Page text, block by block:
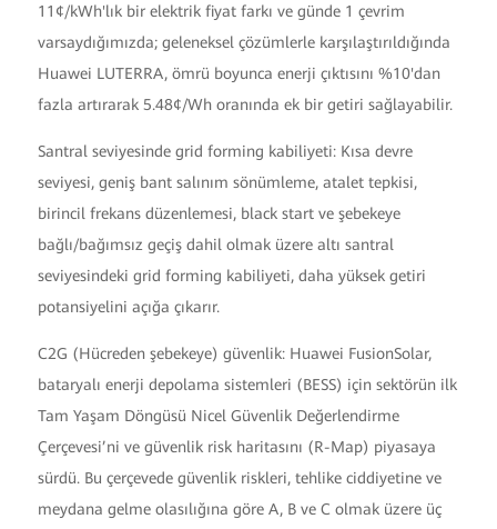
11¢/kWh'lık bir elektrik fiyat farkı ve günde 1 çevrim
varsaydığımızda; geleneksel çözümlerle karşılaştırıldığında
Huawei LUTERRA, ömrü boyunca enerji çıktısını %10'dan
fazla artırarak 5.48¢/Wh oranında ek bir getiri sağlayabilir.
Santral seviyesinde grid forming kabiliyeti: Kısa devre
seviyesi, geniş bant salınım sönümleme, atalet tepkisi,
birincil frekans düzenlemesi, black start ve şebekeye
bağlı/bağımsız geçiş dahil olmak üzere altı santral
seviyesindeki grid forming kabiliyeti, daha yüksek getiri
potansiyelini açığa çıkarır.
C2G (Hücreden şebekeye) güvenlik: Huawei FusionSolar,
bataryalı enerji depolama sistemleri (BESS) için sektörün ilk
Tam Yaşam Döngüsü Nicel Güvenlik Değerlendirme
Çerçevesi’ni ve güvenlik risk haritasını (R-Map) piyasaya
sürdü. Bu çerçevede güvenlik riskleri, tehlike ciddiyetine ve
meydana gelme olasılığına göre A, B ve C olmak üzere üç